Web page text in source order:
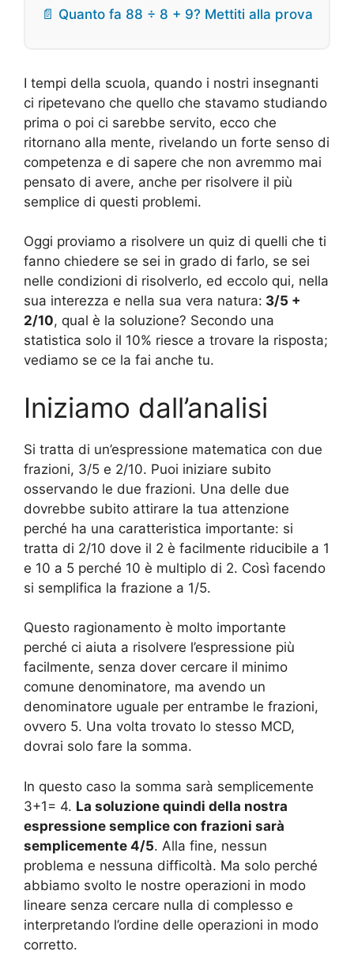
📄 Quanto fa 88 ÷ 8 + 9? Mettiti alla prova
I tempi della scuola, quando i nostri insegnanti
ci ripetevano che quello che stavamo studiando
prima o poi ci sarebbe servito, ecco che
ritornano alla mente, rivelando un forte senso di
competenza e di sapere che non avremmo mai
pensato di avere, anche per risolvere il più
semplice di questi problemi.
Oggi proviamo a risolvere un quiz di quelli che ti
fanno chiedere se sei in grado di farlo, se sei
nelle condizioni di risolverlo, ed eccolo qui, nella
sua interezza e nella sua vera natura: 3/5 +
2/10, qual è la soluzione? Secondo una
statistica solo il 10% riesce a trovare la risposta;
vediamo se ce la fai anche tu.
Iniziamo dall’analisi
Si tratta di un’espressione matematica con due
frazioni, 3/5 e 2/10. Puoi iniziare subito
osservando le due frazioni. Una delle due
dovrebbe subito attirare la tua attenzione
perché ha una caratteristica importante: si
tratta di 2/10 dove il 2 è facilmente riducibile a 1
e 10 a 5 perché 10 è multiplo di 2. Così facendo
si semplifica la frazione a 1/5.
Questo ragionamento è molto importante
perché ci aiuta a risolvere l’espressione più
facilmente, senza dover cercare il minimo
comune denominatore, ma avendo un
denominatore uguale per entrambe le frazioni,
ovvero 5. Una volta trovato lo stesso MCD,
dovrai solo fare la somma.
In questo caso la somma sarà semplicemente
3+1= 4. La soluzione quindi della nostra
espressione semplice con frazioni sarà
semplicemente 4/5. Alla fine, nessun
problema e nessuna difficoltà. Ma solo perché
abbiamo svolto le nostre operazioni in modo
lineare senza cercare nulla di complesso e
interpretando l’ordine delle operazioni in modo
corretto.